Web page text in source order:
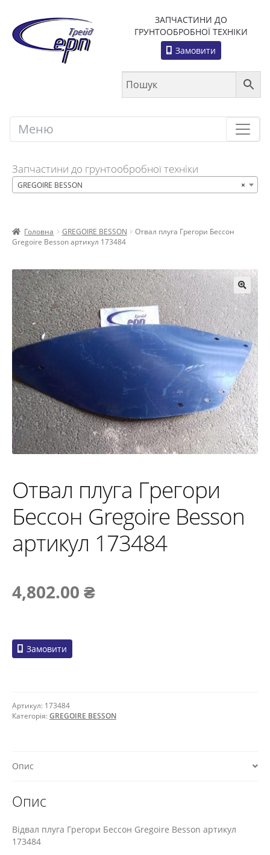
ЗАПЧАСТИНИ ДО
ГРУНТООБРОБНОЇ ТЕХНІКИ
Замовити
Меню Меню
Запчастини до грунтообробної техніки
×
GREGOIRE BESSON
Головна GREGOIRE BESSON
Отвал плуга Грегори Бессон
Gregoire Besson артикул 173484
🔍
Отвал плуга Грегори
Бессон Gregoire Besson
артикул 173484
4,802.00 ₴
Замовити
Артикул: 173484
Категорія:GREGOIRE BESSON
Опис
Опис
Відвал плуга Грегори Бессон Gregoire Besson артикул
173484